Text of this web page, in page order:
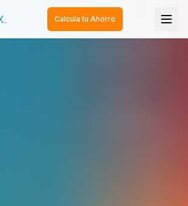
Calcula tu Ahorro